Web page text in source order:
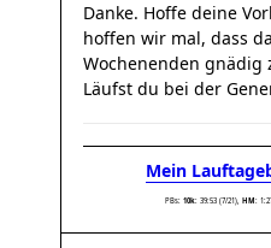
Danke. Hoffe deine
hoffen wir mal, dass
Wochenenden gnädig
Läufst du bei der
Mein
PBs: 10k: 39:53 (7/21), HM: